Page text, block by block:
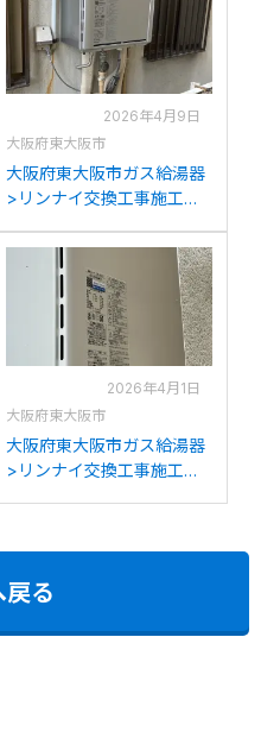
2026年4月9日
大阪府東大阪市
大阪府東大阪市ガス給湯器
>リンナイ交換工事施工事
K1611SAW2-1からリンナイ
RUF-E1616SAW(A)への交
2026年4月1日
大阪府東大阪市
大阪府東大阪市ガス給湯器
>リンナイ交換工事施工事
る